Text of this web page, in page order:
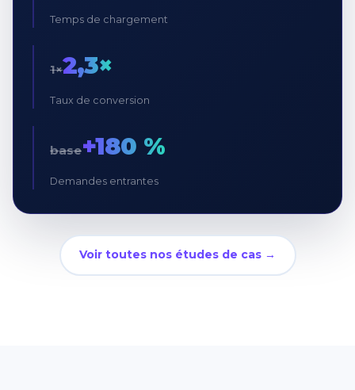
Temps de chargement
1×2,3×
Taux de conversion
base+180 %
Demandes entrantes
Voir toutes nos études de cas →